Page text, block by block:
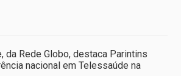
da Rede Globo, destaca Parintins
nacional em Telessaúde na